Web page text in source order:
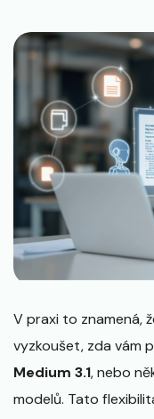
V praxi to znamená,
vyzkoušet, zda vám
Medium 3.1, nebo
modelů. Tato